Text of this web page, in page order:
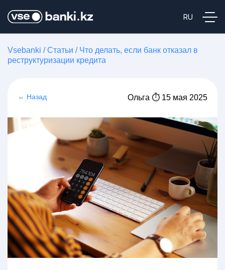
Vsebanki /Статьи / Что делать, если банк отказал в
реструктуризации кредита
← Назад Ольга ⏱ 15 мая 2025